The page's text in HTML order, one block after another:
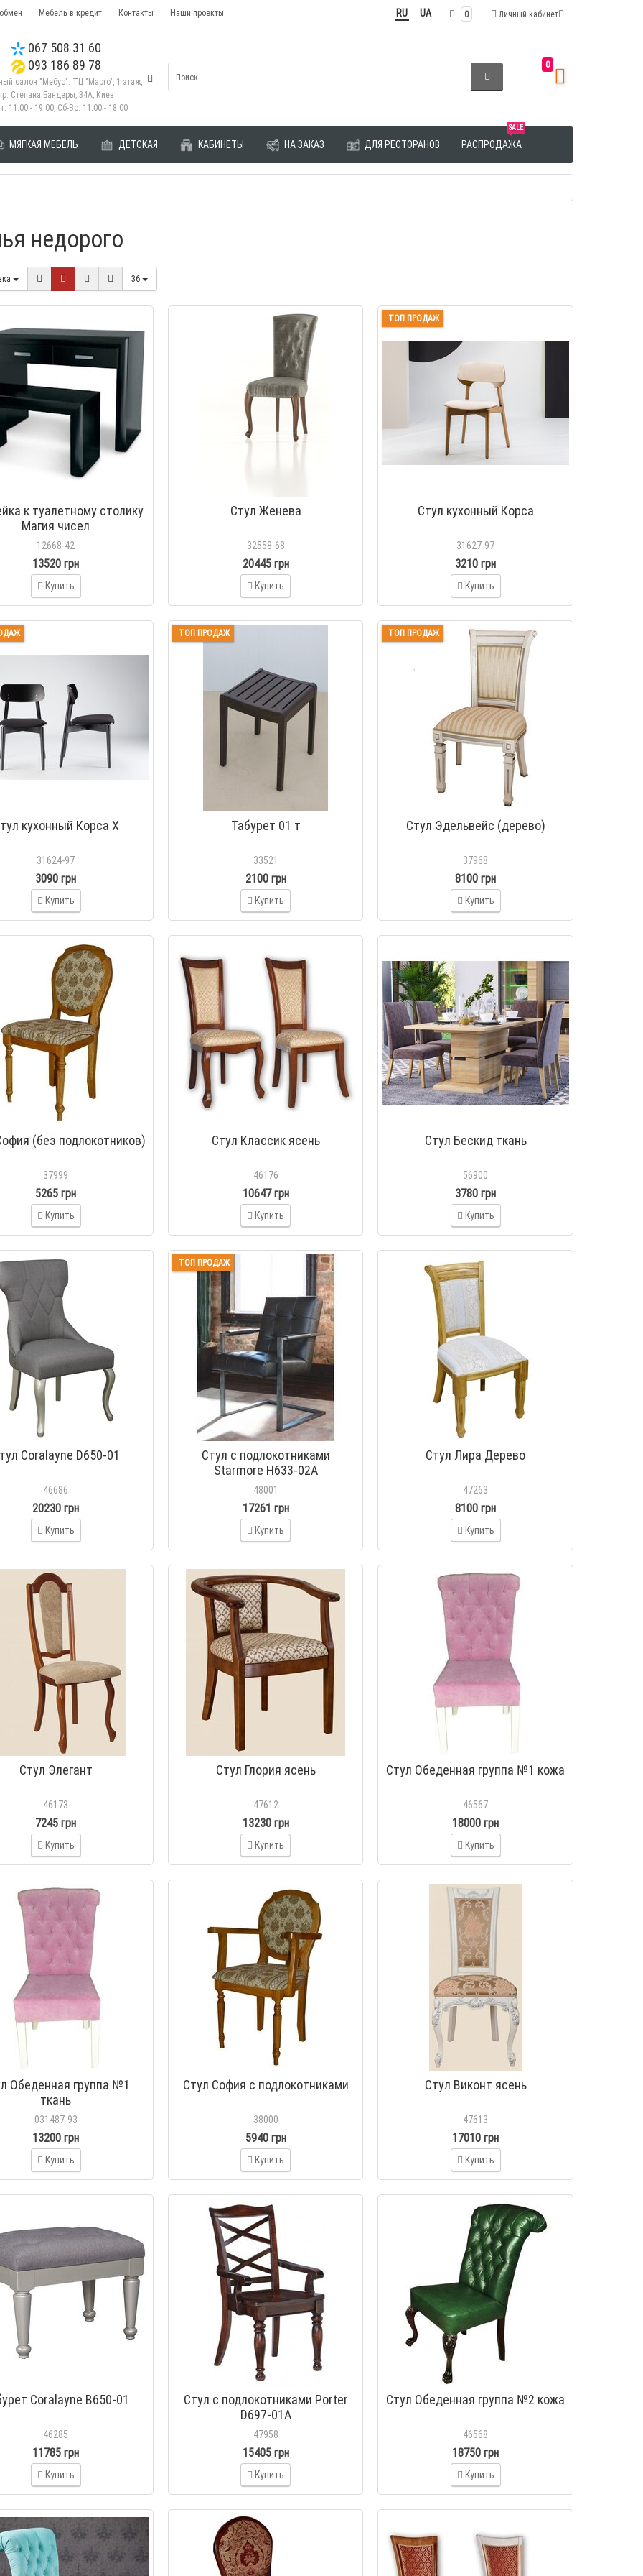
Мебель в кредит Контакты Наши проекты Личный кабинет
0
RU UA
067 508 31 60
093 186 89 78
салон "Мебус": ТЦ "Марго", 1 этаж,
Степана Бандеры, 34А, Киев
11:00 - 19:00, Сб-Вс: 11:00 - 18:00
0
МЯГКАЯ МЕБЕЛЬ ДЕТСКАЯ КАБИНЕТЫ НА ЗАКАЗ ДЛЯ РЕСТОРАНОВ
SALE
РАСПРОДАЖА
недорого
36
к туалетному столику
Магия чисел
12668-42
13520 грн
Купить
Стул Женева
32558-68
20445 грн
Купить
ТОП ПРОДАЖ
Стул кухонный Корса
31627-97
3210 грн
Купить
кухонный Корса Х
31624-97
3090 грн
Купить
ТОП ПРОДАЖ
Табурет 01 т
33521
2100 грн
Купить
ТОП ПРОДАЖ
Стул Эдельвейс (дерево)
37968
8100 грн
Купить
(без подлокотников)
37999
5265 грн
Купить
Стул Классик ясень
46176
10647 грн
Купить
Стул Бескид ткань
56900
3780 грн
Купить
Coralayne D650-01
46686
20230 грн
Купить
ТОП ПРОДАЖ
Стул с подлокотниками
Starmore H633-02A
48001
17261 грн
Купить
Стул Лира Дерево
47263
8100 грн
Купить
Стул Элегант
46173
7245 грн
Купить
Стул Глория ясень
47612
13230 грн
Купить
Стул Обеденная группа №1 кожа
46567
18000 грн
Купить
Обеденная группа №1
ткань
031487-93
13200 грн
Купить
Стул София с подлокотниками
38000
5940 грн
Купить
Стул Виконт ясень
47613
17010 грн
Купить
Coralayne B650-01
46285
11785 грн
Купить
Стул с подлокотниками Porter
D697-01A
47958
15405 грн
Купить
Стул Обеденная группа №2 кожа
46568
18750 грн
Купить